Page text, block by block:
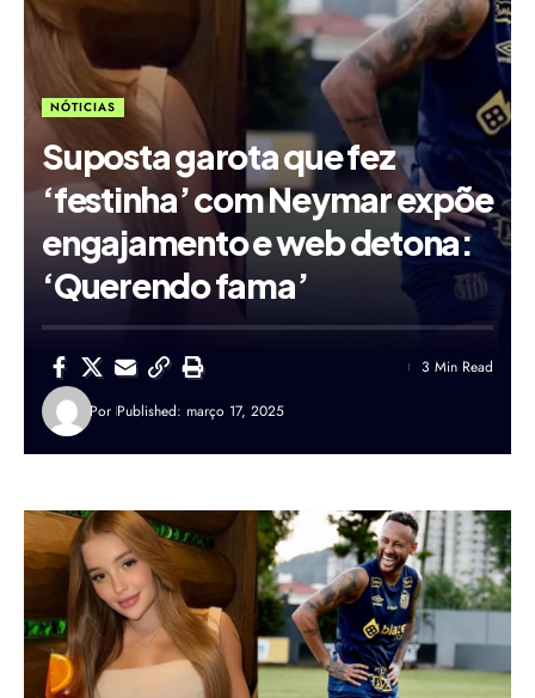
NÓTICIAS
Suposta garota que fez
‘festinha’ com Neymar expõe
engajamento e web detona:
‘Querendo fama’
Por Published: março 17, 2025
3 Min Read